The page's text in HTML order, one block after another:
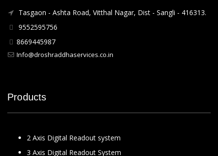
Tasgaon - Ashta Road, Vitthal Nagar, Dist - Sangli - 416313.
9552595756
8669445987
Info@droshraddhaservices.co.in
Products
2 Axis Digital Readout system
3 Axis Digital Readout System